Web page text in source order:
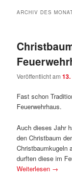
ARCHIV DES
Veröffentlicht am
Fast schon
Feuerwehrhaus.
Auch dieses Jahr
den Christbaum
Christbaumkugeln
durften diese im
Weiterlesen →